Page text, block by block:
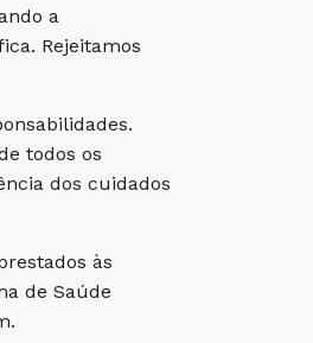
a
Rejeitamos
todos os
dos cuidados
às
de Saúde